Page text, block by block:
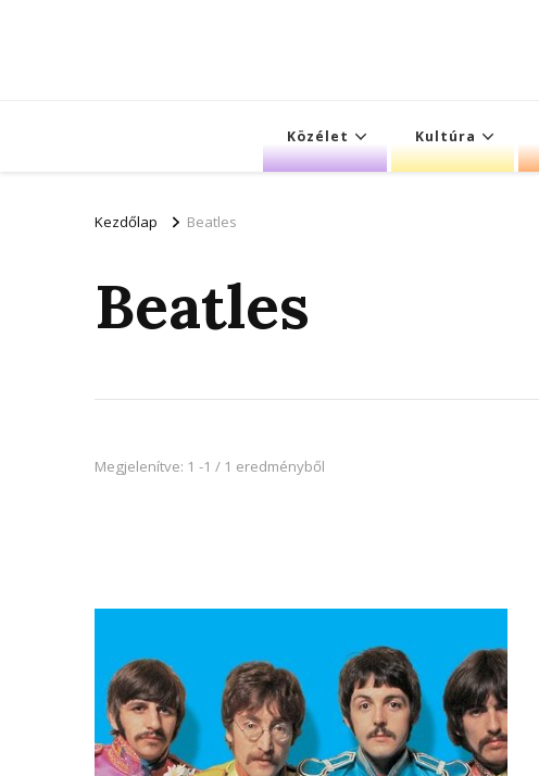
Közélet Kultúra
Kezdőlap Beatles
Beatles
Megjelenítve: 1 -1 / 1 eredményből